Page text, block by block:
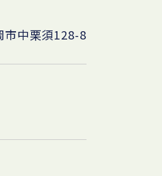
中栗須128-8